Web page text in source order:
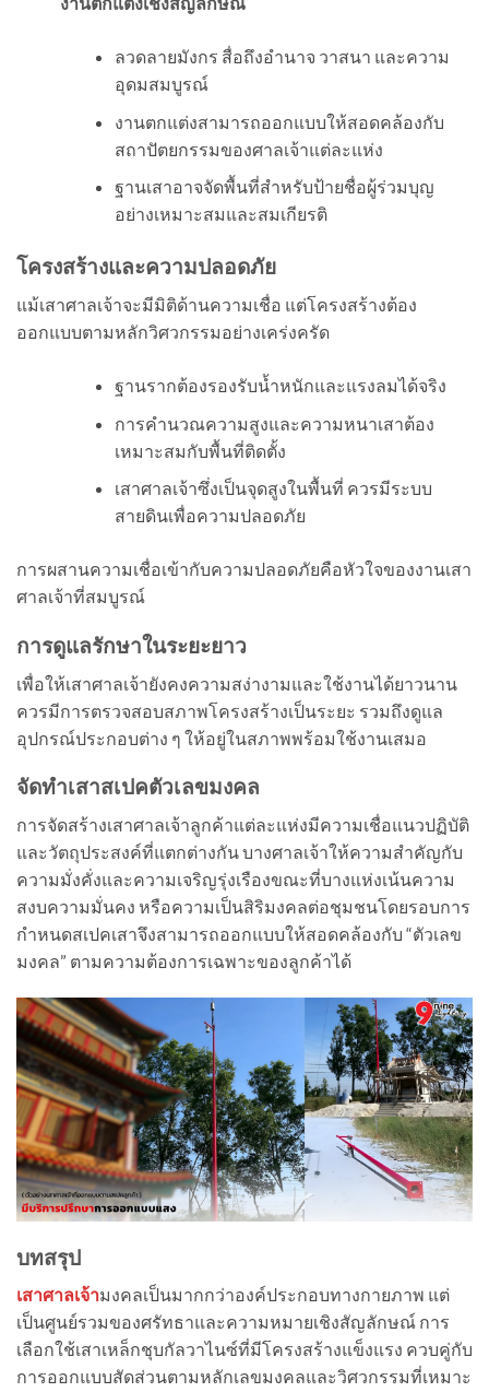
ลวดลายมังกร สื่อถึงอำนาจ วาสนา และความ
อุดมสมบูรณ์
งานตกแต่งสามารถออกแบบให้สอดคล้องกับ
สถาปัตยกรรมของศาลเจ้าแต่ละแห่ง
ฐานเสาอาจจัดพื้นที่สำหรับป้ายชื่อผู้ร่วมบุญ
อย่างเหมาะสมและสมเกียรติ
โครงสร้างและความปลอดภัย
แม้เสาศาลเจ้าจะมีมิติด้านความเชื่อ แต่โครงสร้างต้อง
ออกแบบตามหลักวิศวกรรมอย่างเคร่งครัด
ฐานรากต้องรองรับน้ำหนักและแรงลมได้จริง
การคำนวณความสูงและความหนาเสาต้อง
เหมาะสมกับพื้นที่ติดตั้ง
เสาศาลเจ้าซึ่งเป็นจุดสูงในพื้นที่ ควรมีระบบ
สายดินเพื่อความปลอดภัย
การผสานความเชื่อเข้ากับความปลอดภัยคือหัวใจของงานเสา
ศาลเจ้าที่สมบูรณ์
การดูแลรักษาในระยะยาว
เพื่อให้เสาศาลเจ้ายังคงความสง่างามและใช้งานได้ยาวนาน
ควรมีการตรวจสอบสภาพโครงสร้างเป็นระยะ รวมถึงดูแล
อุปกรณ์ประกอบต่าง ๆ ให้อยู่ในสภาพพร้อมใช้งานเสมอ
จัดทำเสาสเปคตัวเลขมงคล
การจัดสร้างเสาศาลเจ้าลูกค้าแต่ละแห่งมีความเชื่อแนวปฏิบัติ
และวัตถุประสงค์ที่แตกต่างกัน บางศาลเจ้าให้ความสำคัญกับ
ความมั่งคั่งและความเจริญรุ่งเรืองขณะที่บางแห่งเน้นความ
สงบความมั่นคง หรือความเป็นสิริมงคลต่อชุมชนโดยรอบการ
กำหนดสเปคเสาจึงสามารถออกแบบให้สอดคล้องกับ “ตัวเลข
มงคล” ตามความต้องการเฉพาะของลูกค้าได้
บทสรุป
เสาศาลเจ้ามงคลเป็นมากกว่าองค์ประกอบทางกายภาพ แต่
เป็นศูนย์รวมของศรัทธาและความหมายเชิงสัญลักษณ์ การ
เลือกใช้เสาเหล็กชุบกัลวาไนซ์ที่มีโครงสร้างแข็งแรง ควบคู่กับ
การออกแบบสัดส่วนตามหลักเลขมงคลและวิศวกรรมที่เหมาะ